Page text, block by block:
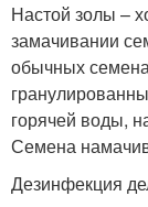
Настой золы –
замачивании
обычных
горячей воды,
Семена
Дезинфекция